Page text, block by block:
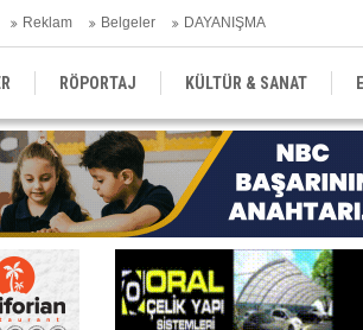
Reklam Belgeler DAYANIŞMA
RÖPORTAJ KÜLTÜR & SANAT
DERGİLER SEKTÖR